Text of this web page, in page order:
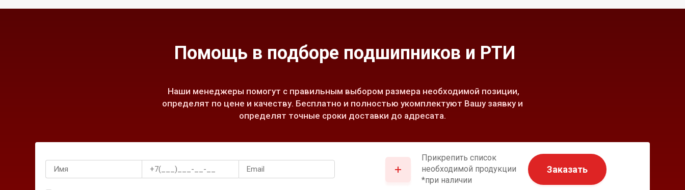
Помощь в подборе подшипников и РТИ
Наши менеджеры помогут с правильным выбором размера необходимой позиции,
определят по цене и качеству. Бесплатно и полностью укомплектуют Вашу заявку и
определят точные сроки доставки до адресата.
Прикрепить список
необходимой продукции
*при наличии
Заказать